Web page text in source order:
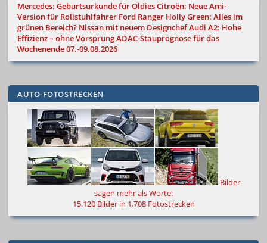
Mercedes: Geburtsurkunde für OldiesCitroën: Neue Ami-
Version für Rollstuhlfahrer Ford Ranger Holly Green: Alles im
grünen Bereich? Nissan mit neuem DesignchefAudi A2: Hohe
Effizienz – ohne VorsprungADAC-Stauprognose für das
Wochenende 07.-09.08.2026
AUTO-FOTOSTRECKEN
Bilder
sagen mehr als Worte:
15.120 Bilder in 1.708 Fotostrecken